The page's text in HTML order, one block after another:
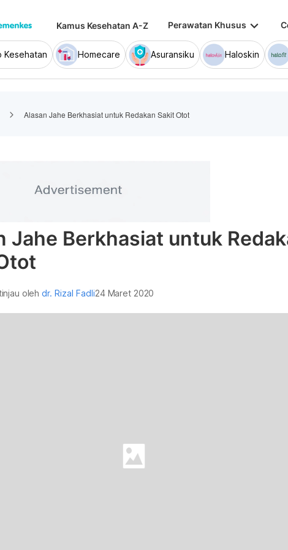
Kamus Kesehatan A-Z Perawatan Khusus keyboard_arrow_down
Kesehatan Homecare Asuransiku Haloskin
Alasan Jahe Berkhasiat untuk Redakan Sakit Otot
Jahe Berkhasiat untuk
olehdr. Rizal Fadli24 Maret 2020